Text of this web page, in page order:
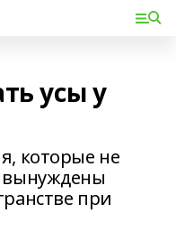
усы у
которые не
вынуждены
при